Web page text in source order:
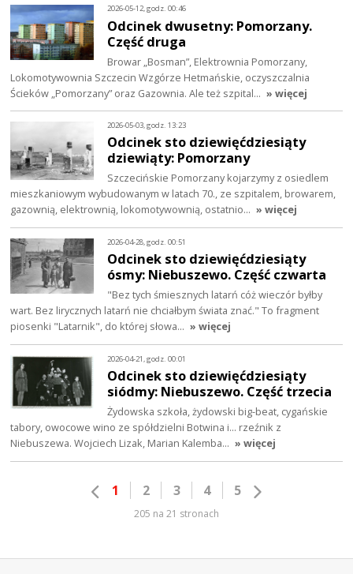
2026-05-12, godz. 00:46
Odcinek dwusetny: Pomorzany.
Część druga
Browar „Bosman”, Elektrownia Pomorzany,
Lokomotywownia Szczecin Wzgórze Hetmańskie, oczyszczalnia
Ścieków „Pomorzany” oraz Gazownia. Ale też szpital… » więcej
2026-05-03, godz. 13:23
Odcinek sto dziewięćdziesiąty
dziewiąty: Pomorzany
Szczecińskie Pomorzany kojarzymy z osiedlem
mieszkaniowym wybudowanym w latach 70., ze szpitalem, browarem,
gazownią, elektrownią, lokomotywownią, ostatnio… » więcej
2026-04-28, godz. 00:51
Odcinek sto dziewięćdziesiąty
ósmy: Niebuszewo. Część czwarta
"Bez tych śmiesznych latarń cóż wieczór byłby
wart. Bez lirycznych latarń nie chciałbym świata znać." To fragment
piosenki "Latarnik", do której słowa… » więcej
2026-04-21, godz. 00:01
Odcinek sto dziewięćdziesiąty
siódmy: Niebuszewo. Część trzecia
Żydowska szkoła, żydowski big-beat, cygańskie
tabory, owocowe wino ze spółdzielni Botwina i… rzeźnik z
Niebuszewa. Wojciech Lizak, Marian Kalemba… » więcej
1 2 3 4 5
205 na 21 stronach